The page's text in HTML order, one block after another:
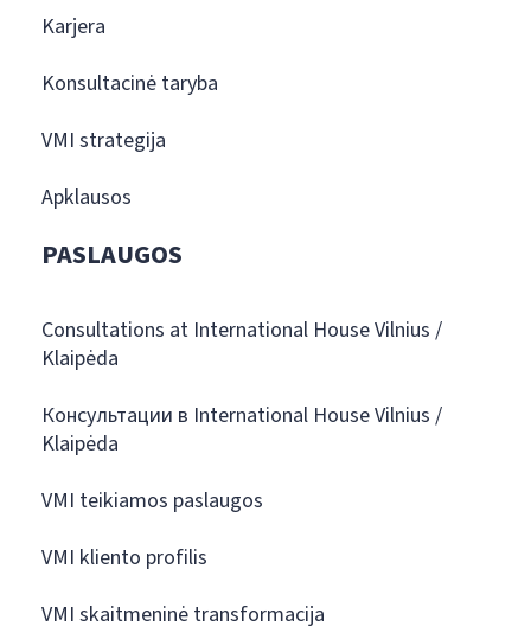
Karjera
Konsultacinė taryba
VMI strategija
Apklausos
PASLAUGOS
Consultations at International House Vilnius /
Klaipėda
Консультации в International House Vilnius /
Klaipėda
VMI teikiamos paslaugos
VMI kliento profilis
VMI skaitmeninė transformacija